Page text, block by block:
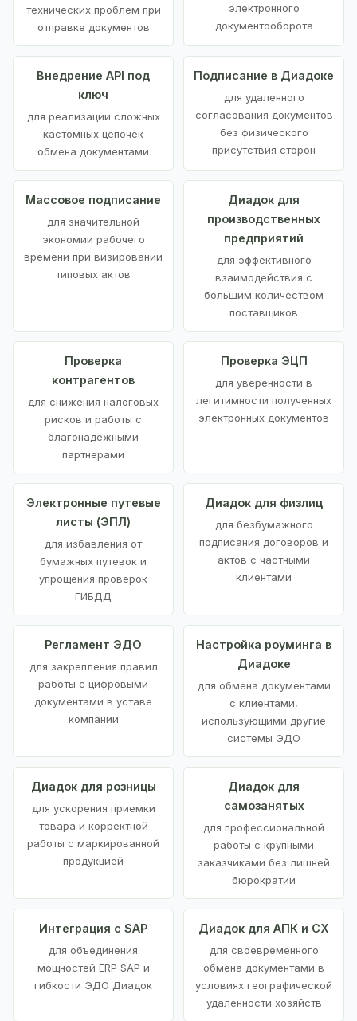
технических проблем при
отправке документов
электронного
документооборота
Внедрение API под
ключ
для реализации сложных
кастомных цепочек
обмена документами
Подписание в Диадоке
для удаленного
согласования документов
без физического
присутствия сторон
Массовое подписание
для значительной
экономии рабочего
времени при визировании
типовых актов
Диадок для
производственных
предприятий
для эффективного
взаимодействия с
большим количеством
поставщиков
Проверка
контрагентов
для снижения налоговых
рисков и работы с
благонадежными
партнерами
Проверка ЭЦП
для уверенности в
легитимности полученных
электронных документов
Электронные путевые
листы (ЭПЛ)
для избавления от
бумажных путевок и
упрощения проверок
ГИБДД
Диадок для физлиц
для безбумажного
подписания договоров и
актов с частными
клиентами
Регламент ЭДО
для закрепления правил
работы с цифровыми
документами в уставе
компании
Настройка роуминга в
Диадоке
для обмена документами
с клиентами,
использующими другие
системы ЭДО
Диадок для розницы
для ускорения приемки
товара и корректной
работы с маркированной
продукцией
Диадок для
самозанятых
для профессиональной
работы с крупными
заказчиками без лишней
бюрократии
Интеграция с SAP
для объединения
мощностей ERP SAP и
гибкости ЭДО Диадок
Диадок для АПК и СХ
для своевременного
обмена документами в
условиях географической
удаленности хозяйств